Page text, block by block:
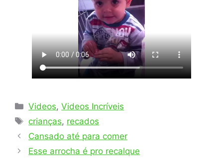
Categorias
Videos,Videos Incríveis
Tags
crianças, recados
Cansado até para comer
Esse arrocha é pro recalque